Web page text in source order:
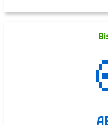
Carro Da